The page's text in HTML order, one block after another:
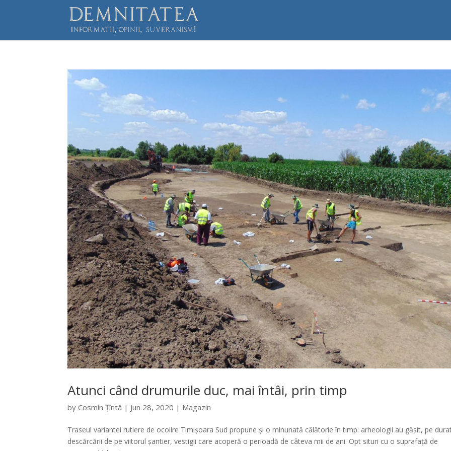
Atunci când drumurile duc, mai întâi, prin timp
byCosmin Țîntă | Jun 28, 2020 | Magazin
Traseul variantei rutiere de ocolire Timișoara Sud propune și o minunată călătorie în timp: arheologii au găsit, pe
descărcării de pe viitorul șantier, vestigii care acoperă o perioadă de câteva mii de ani. Opt situri cu o suprafață de